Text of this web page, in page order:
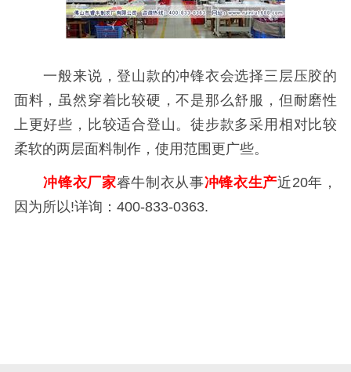
一般来说，登山款的冲锋衣会选择三层压胶的
面料，虽然穿着比较硬，不是那么舒服，但耐磨性
上更好些，比较适合登山。徒步款多采用相对比较
柔软的两层面料制作，使用范围更广些。
冲锋衣厂家睿牛制衣从事冲锋衣生产近20年，
因为所以!详询：400-833-0363.